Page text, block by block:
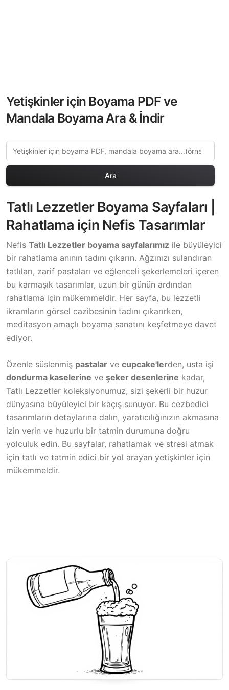
Yetişkinler için Boyama PDF ve
Mandala Boyama Ara & İndir
Ara
Tatlı Lezzetler Boyama Sayfaları |
Rahatlama için Nefis Tasarımlar
Nefis Tatlı Lezzetler boyama sayfalarımız ile büyüleyici
bir rahatlama anının tadını çıkarın. Ağzınızı sulandıran
tatlıları, zarif pastaları ve eğlenceli şekerlemeleri içeren
bu karmaşık tasarımlar, uzun bir günün ardından
rahatlama için mükemmeldir. Her sayfa, bu lezzetli
ikramların görsel cazibesinin tadını çıkarırken,
meditasyon amaçlı boyama sanatını keşfetmeye davet
ediyor.
Özenle süslenmiş pastalar ve cupcake'lerden, usta işi
dondurma kaselerine ve şeker desenlerine kadar,
Tatlı Lezzetler koleksiyonumuz, sizi şekerli bir huzur
dünyasına büyüleyici bir kaçış sunuyor. Bu cezbedici
tasarımların detaylarına dalın, yaratıcılığınızın akmasına
izin verin ve huzurlu bir tatmin durumuna doğru
yolculuk edin. Bu sayfalar, rahatlamak ve stresi atmak
için tatlı ve tatmin edici bir yol arayan yetişkinler için
mükemmeldir.